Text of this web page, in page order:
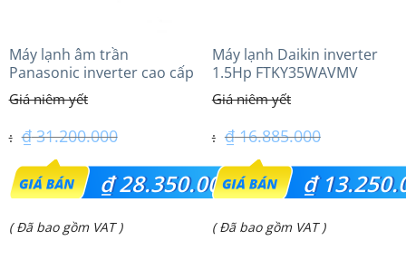
Máy lạnh âm trần
Panasonic inverter cao cấp
(2.5Hp) S-1821PU3HA/U-
21PRH1H5
₫31.200.000
Giá
gốc
là:
₫28.350.000
Giá
( Đã bao gồm VAT )
Máy lạnh Daikin inverter
1.5Hp FTKY35WAVMV
₫16.885.000
Giá
gốc
là:
₫
Giá
( Đã bao gồm VAT )